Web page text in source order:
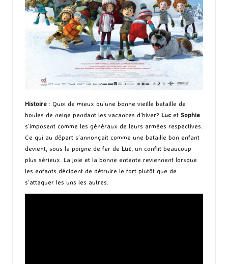
Histoire : Quoi de mieux qu’une bonne vieille bataille de
boules de neige pendant les vacances d’hiver? Luc et Sophie
s’imposent comme les généraux de leurs armées respectives.
Ce qui au départ s’annonçait comme une bataille bon enfant
devient, sous la poigne de fer de Luc , un conflit beaucoup
plus sérieux. La joie et la bonne entente reviennent lorsque
les enfants décident de détruire le fort plutôt que de
s’attaquer les uns les autres.